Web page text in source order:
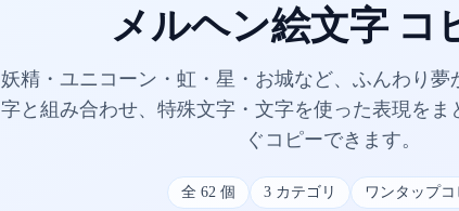
メルヘン絵文字 コ
妖精・ユニコーン・虹・星・お城など、ふんわり夢
字と組み合わせ、特殊文字・文字を使った表現をま
ぐコピーできます。
全 62個 3カテゴリ ワンタップコ